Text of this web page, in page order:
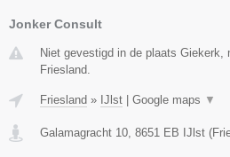
Jonker Consult
Niet gevestigd in de plaats Giekerk,
Friesland.
Friesland » IJlst Google maps ▼
Galamagracht 10 8651 EB IJlst (